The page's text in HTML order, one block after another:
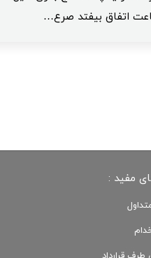
اتفاق بیفتد صرع…
مفید :